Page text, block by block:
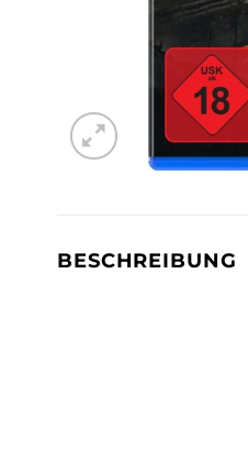
BESCHREIBUNG